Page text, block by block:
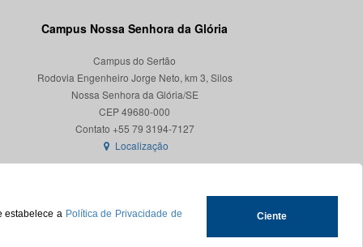
estabelece a Política de Privacidade de
Ciente
Campus Nossa Senhora da Glória
Campus do Sertão
Rodovia Engenheiro Jorge Neto, km 3, Silos
Nossa Senhora da Glória/SE
CEP 49680-000
Contato +55 79 3194-7127
Localização